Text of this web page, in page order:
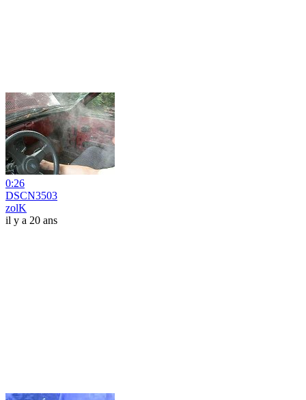
0:26
DSCN3503
zolK
il y a 20 ans